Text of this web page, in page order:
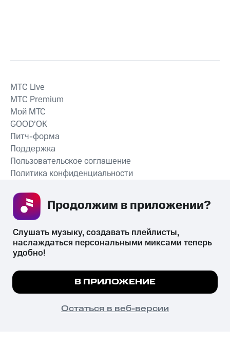
СКАЧАТЬ ПРИЛОЖЕНИЕ
MTС Live
MTС Premium
Мой МТС
GOOD’OK
Питч-форма
Поддержка
Пользовательское соглашение
Политика конфиденциальности
психотропных веществ, их аналогов причиняет вред здоровью,
их незаконный оборот запрещён и влечёт установленную
законодательством ответственность.
© 2026 ООО «КИОН».
Все права защищены
Мы используем куки, чтобы на сайте все
Подробнее
ПОНЯТНО
Слушать музыку, создавать плейлисты,
наслаждаться персональными миксами теперь
удобно!
В ПРИЛОЖЕНИЕ
Остаться в веб-версии